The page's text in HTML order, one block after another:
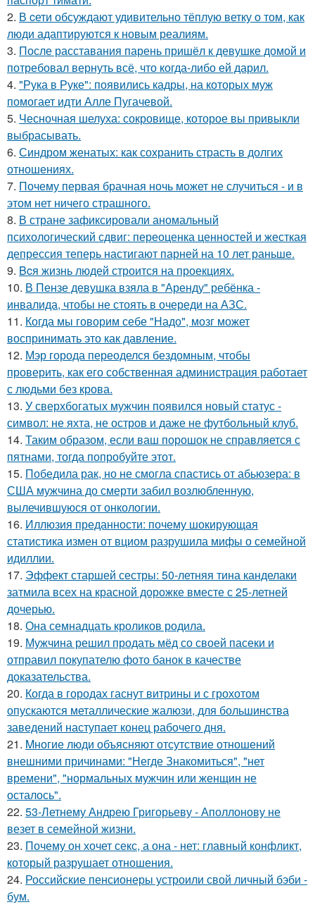
2. В cети обсуждают удивительно тёплую ветку о том, как
люди адаптируются к новым реалиям.
3. После расставания парень пришёл к девушке домой и
потребовал вернуть всё, что когда-либо ей дарил.
4. "Рука в Руке": появились кадры, на которых муж
помогает идти Алле Пугачевой.
5. Чесночная шелуха: сокровище, которое вы привыкли
выбрасывать.
6. Синдром женатых: как сохранить страсть в долгих
отношениях.
7. Почему первая брачная ночь может не случиться - и в
этом нет ничего страшного.
8. В стране зафиксировали аномальный
психологический сдвиг: переоценка ценностей и жесткая
депрессия теперь настигают парней на 10 лет раньше.
9. Bcя жизнь людей строится на проекциях.
10. В Пензе девушка взяла в "Аренду" ребёнка -
инвалида, чтобы не стоять в очереди на АЗС.
11. Когда мы говорим себе "Надо", мозг может
воспринимать это как давление.
12. Мэр города переоделся бездомным, чтобы
проверить, как его собственная администрация работает
с людьми без крова.
13. У сверхбогатых мужчин появился новый статус -
символ: не яхта, не остров и даже не футбольный клуб.
14. Таким образом, если ваш порошок не справляется с
пятнами, тогда попробуйте этот.
15. Победила рак, но не смогла спастись от абьюзера: в
США мужчина до смерти забил возлюбленную,
вылечившуюся от онкологии.
16. Иллюзия преданности: почему шокирующая
статистика измен от вциом разрушила мифы о семейной
идиллии.
17. Эффект старшей сестры: 50-летняя тина канделаки
затмила всех на красной дорожке вместе с 25-летней
дочерью.
18. Она семнадцать кроликов родила.
19. Мужчина решил продать мёд со своей пасеки и
отправил покупателю фото банок в качестве
доказательства.
20. Когда в городах гаснут витрины и с грохотом
опускаются металлические жалюзи, для большинства
заведений наступает конец рабочего дня.
21. Mногие люди объясняют отсутствие отношений
внешними причинами: "Негде Знакомиться", "нет
времени", "нормальных мужчин или женщин не
осталось".
22. 53-Летнему Андрею Григорьеву - Аполлонову не
везет в семейной жизни.
23. Почему он хочет секс, а она - нет: главный конфликт,
который разрушает отношения.
24. Российские пенсионеры устроили свой личный бэби -
бум.